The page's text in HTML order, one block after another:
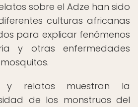
sobre el Adze han sido
culturas africanas
para explicar fenómenos
y otras enfermedades
y relatos muestran la
de los monstruos del